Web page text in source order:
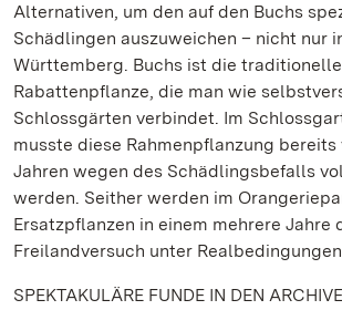
Alternativen, um den auf den Buchs
Schädlingen auszuweichen – nicht nur
Württemberg. Buchs ist die traditionelle
Rabattenpflanze, die man wie
Schlossgärten verbindet. Im
musste diese Rahmenpflanzung
Jahren wegen des Schädlingsbefalls
werden. Seither werden im
Ersatzpflanzen in einem mehrere Jahre
Freilandversuch unter
SPEKTAKULÄRE FUNDE IN DEN